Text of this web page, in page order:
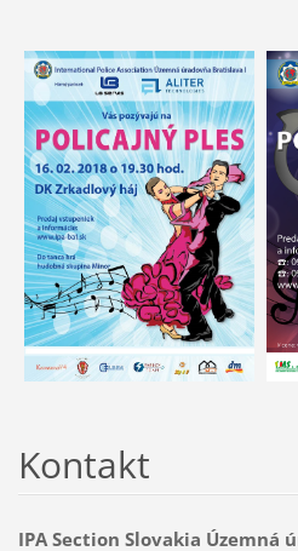
Kontakt
IPA Section Slovakia Územná